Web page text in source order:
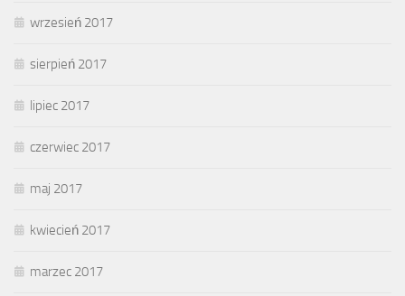
wrzesień 2017
sierpień 2017
lipiec 2017
czerwiec 2017
maj 2017
kwiecień 2017
marzec 2017